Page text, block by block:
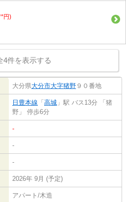
円)
4件を表示する
大分県大分市大字猪野 ９０番地
日豊本線 「 高城 」駅 バス13分 「猪
野」 停歩6分
-
-
-
2026年 9月 (予定)
アパート/木造